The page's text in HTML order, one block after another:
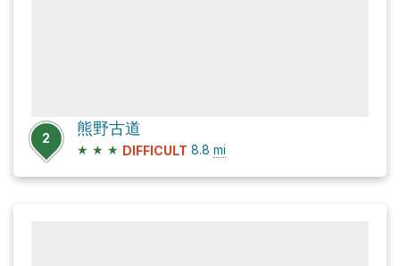
2
熊野古道
★ ★ ★ DIFFICULT 8.8 mi